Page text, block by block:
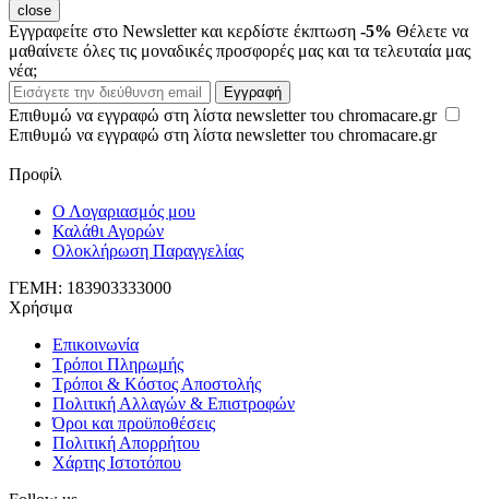
close
Εγγραφείτε στο Newsletter και κερδίστε έκπτωση -5% Θέλετε να
μαθαίνετε όλες τις μοναδικές προσφορές μας και τα τελευταία μας
νέα;
Εισάγετε
την
διεύθυνση
Εγγραφή
Επιθυμώ να εγγραφώ στη λίστα newsletter του chromacare.gr
Επιθυμώ να εγγραφώ στη λίστα newsletter του chromacare.gr
Προφίλ
Ο Λογαριασμός μου
Καλάθι Αγορών
Ολοκλήρωση Παραγγελίας
ΓΕΜΗ: 183903333000
Χρήσιμα
Επικοινωνία
Τρόποι Πληρωμής
Τρόποι & Κόστος Αποστολής
Πολιτική Αλλαγών & Επιστροφών
Όροι και προϋποθέσεις
Πολιτική Απορρήτου
Χάρτης Ιστοτόπου